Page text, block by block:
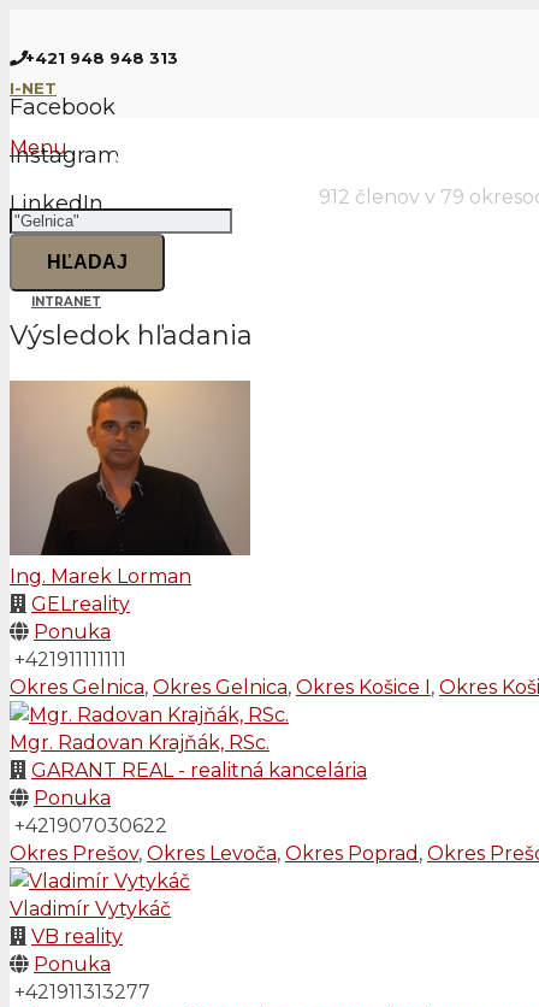
+421 948 948 313
Facebook
Instagram
LinkedIn
INTRANET
I-NET
Menu Vyhľadať overeného realitného
912 členov v 79
Hľadať
HĽADAJ
Výsledok hľadania
Ing. Marek Lorman
GELreality
Ponuka
+421911111111
Okres Gelnica, Okres Gelnica, Okres Košice I, Okres
Mgr. Radovan Krajňák, RSc.
GARANT REAL - realitná kancelária
Ponuka
+421907030622
Okres Prešov, Okres Levoča, Okres Poprad , Okres
Vladimír Vytykáč
VB reality
Ponuka
+421911313277